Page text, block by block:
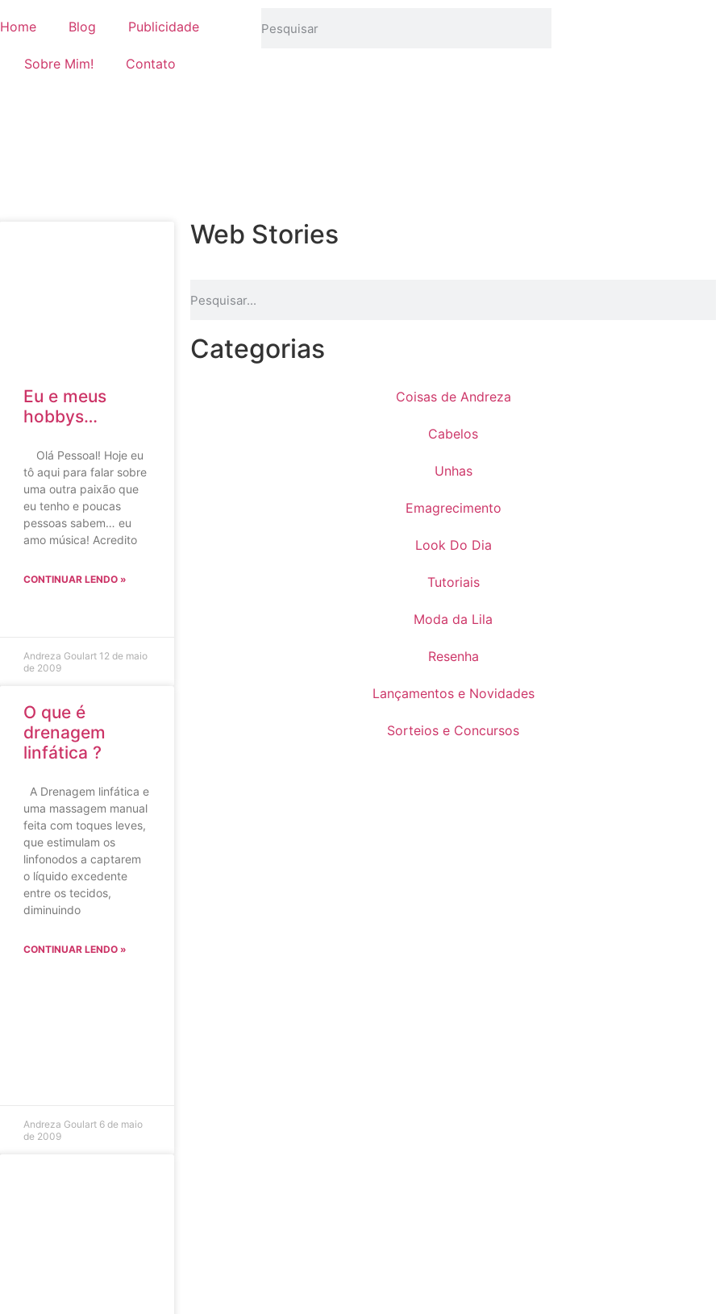
Home Blog Publicidade
Sobre Mim! Contato
Eu e meus
hobbys…
Olá Pessoal! Hoje eu
tô aqui para falar sobre
uma outra paixão que
eu tenho e poucas
pessoas sabem… eu
amo música! Acredito
CONTINUAR LENDO »
Andreza Goulart 12 de maio
de 2009
O que é
drenagem
linfática ?
A Drenagem linfática e
uma massagem manual
feita com toques leves,
que estimulam os
linfonodos a captarem
o líquido excedente
entre os tecidos,
diminuindo
CONTINUAR LENDO »
Andreza Goulart 6 de maio
de 2009
Web Stories
Categorias
Coisas de Andreza
Cabelos
Unhas
Emagrecimento
Look Do Dia
Tutoriais
Moda da Lila
Resenha
Lançamentos e Novidades
Sorteios e Concursos